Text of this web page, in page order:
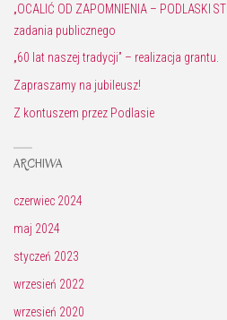
„OCALIĆ OD ZAPOMNIENIA – PODLASKI
zadania publicznego
„60 lat naszej tradycji” – realizacja grantu.
Zapraszamy na jubileusz!
Z kontuszem przez Podlasie
ARCHIWA
czerwiec 2024
maj 2024
styczeń 2023
wrzesień 2022
wrzesień 2020